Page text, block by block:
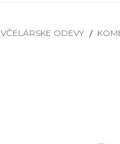
VČELÁRSKE ODEVY